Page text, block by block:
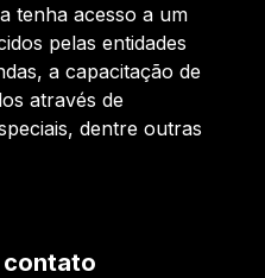
tenha acesso a um
pelas entidades
a capacitação de
através de
dentre outras
contato